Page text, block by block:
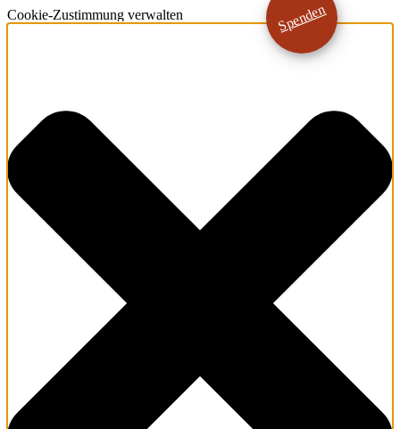
Cookie-Zustimmung verwalten Spenden